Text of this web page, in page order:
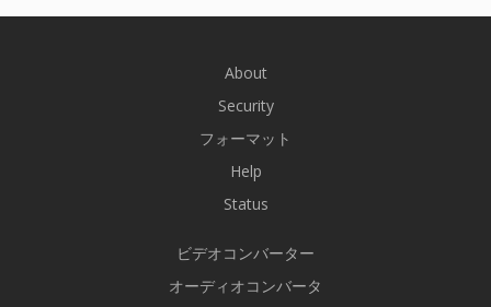
About
Security
フォーマット
Help
Status
ビデオコンバーター
オーディオコンバータ